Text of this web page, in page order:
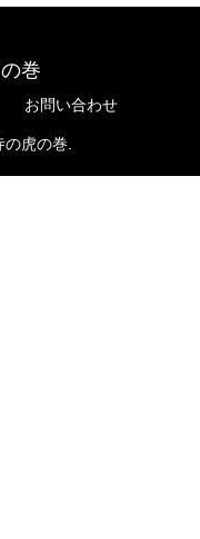
巻
お問い合わせ
虎の巻.